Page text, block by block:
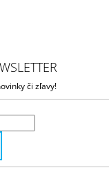
či zľavy!